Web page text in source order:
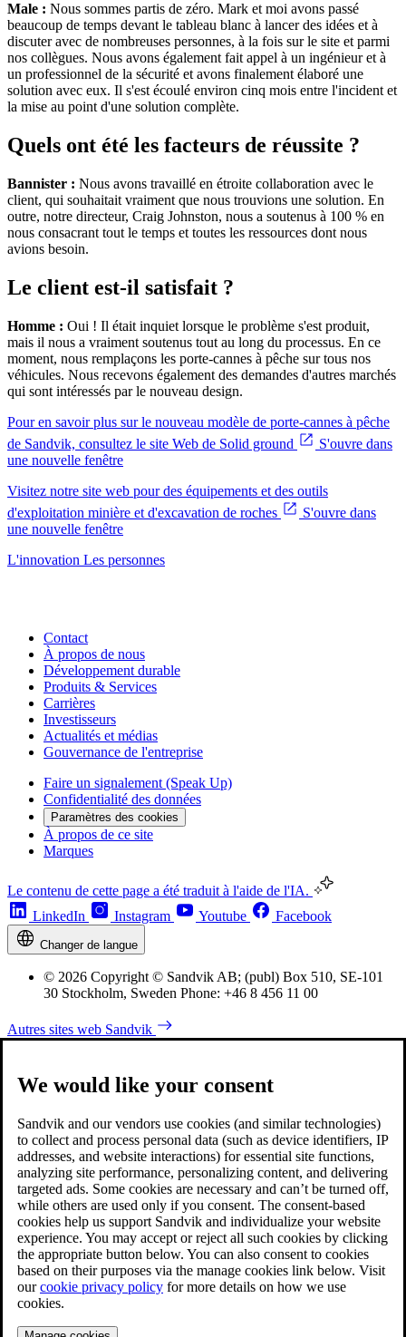
Male : Nous sommes partis de zéro. Mark et moi avons passé
beaucoup de temps devant le tableau blanc à lancer des idées et à
discuter avec de nombreuses personnes, à la fois sur le site et parmi
nos collègues. Nous avons également fait appel à un ingénieur et à
un professionnel de la sécurité et avons finalement élaboré une
solution avec eux. Il s'est écoulé environ cinq mois entre l'incident et
la mise au point d'une solution complète.
Quels ont été les facteurs de réussite ?
Bannister : Nous avons travaillé en étroite collaboration avec le
client, qui souhaitait vraiment que nous trouvions une solution. En
outre, notre directeur, Craig Johnston, nous a soutenus à 100 % en
nous consacrant tout le temps et toutes les ressources dont nous
avions besoin.
Le client est-il satisfait ?
Homme : Oui ! Il était inquiet lorsque le problème s'est produit,
mais il nous a vraiment soutenus tout au long du processus. En ce
moment, nous remplaçons les porte-cannes à pêche sur tous nos
véhicules. Nous recevons également des demandes d'autres marchés
qui sont intéressés par le nouveau design.
Pour en savoir plus sur le nouveau modèle de porte-cannes à pêche
de Sandvik, consultez le site Web de Solid ground
S'ouvre dans
une nouvelle fenêtre
Visitez notre site web pour des équipements et des outils
d'exploitation minière et d'excavation de roches
S'ouvre dans
une nouvelle fenêtre
L'innovation Les personnes
Contact
À propos de nous
Développement durable
Produits & Services
Carrières
Investisseurs
Actualités et médias
Gouvernance de l'entreprise
Faire un signalement (Speak Up)
Confidentialité des données
Paramètres des cookies
À propos de ce site
Marques
Le contenu de cette page a été traduit à l'aide de l'IA.
LinkedIn
Instagram Youtube Facebook
Changer de langue
© 2026 Copyright © Sandvik AB; (publ) Box 510, SE-101
30 Stockholm, Sweden Phone: +46 8 456 11 00
Autres sites web Sandvik
We would like your consent
Sandvik and our vendors use cookies (and similar technologies)
to collect and process personal data (such as device identifiers, IP
addresses, and website interactions) for essential site functions,
analyzing site performance, personalizing content, and delivering
targeted ads. Some cookies are necessary and can’t be turned off,
while others are used only if you consent. The consent-based
cookies help us support Sandvik and individualize your website
experience. You may accept or reject all such cookies by clicking
the appropriate button below. You can also consent to cookies
based on their purposes via the manage cookies link below. Visit
ourcookie privacy policy for more details on how we use
cookies.